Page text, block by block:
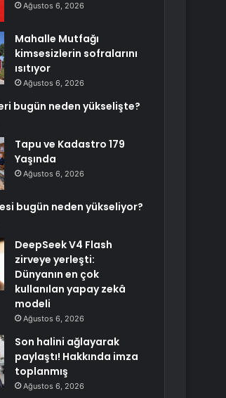
Ağustos 6, 2026
Mahalle Mutfağı
kimsesizlerin sofralarını
ısıtıyor
Ağustos 6, 2026
bugün neden yükselişte?
Tapu ve Kadastro 179
Yaşında
Ağustos 6, 2026
bugün neden yükseliyor?
DeepSeek V4 Flash
zirveye yerleşti:
Dünyanın en çok
kullanılan yapay zekâ
modeli
Ağustos 6, 2026
Son halini ağlayarak
paylaştı! Hakkında imza
toplanmış
Ağustos 6, 2026